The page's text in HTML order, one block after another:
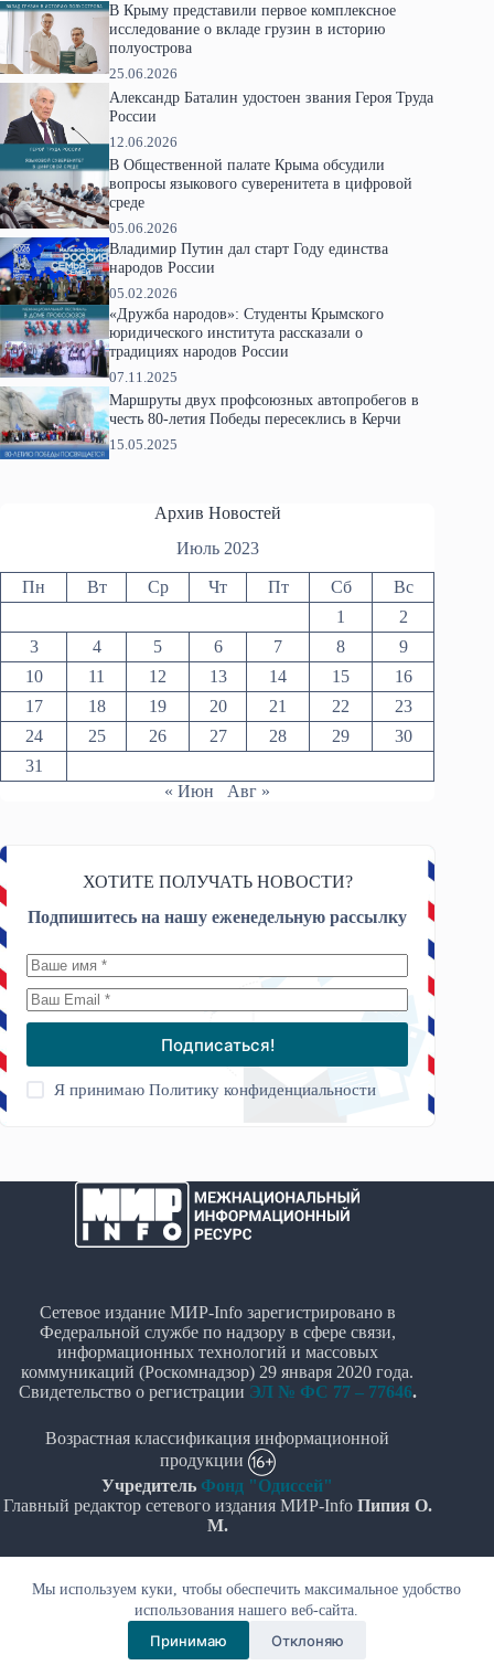
Мы используем куки, чтобы обеспечить максимальное удобство
использования нашего веб-сайта.
Принимаю Отклоняю
В Крыму представили первое комплексное
исследование о вкладе грузин в историю
полуострова
25.06.2026
Александр Баталин удостоен звания Героя Труда
России
12.06.2026
В Общественной палате Крыма обсудили
вопросы языкового суверенитета в цифровой
среде
05.06.2026
Владимир Путин дал старт Году единства
народов России
05.02.2026
«Дружба народов»: Студенты Крымского
юридического института рассказали о
традициях народов России
07.11.2025
Маршруты двух профсоюзных автопробегов в
честь 80-летия Победы пересеклись в Керчи
15.05.2025
Архив Новостей
Июль 2023
Пн Вт Ср Чт Пт Сб
Вс
1
2
3
4 5 6 7 8
9
10
11 12 13 14 15
16
17
18 19 20 21 22
23
24
25 26 27 28 29
30
31
« Июн
Авг »
ХОТИТЕ ПОЛУЧАТЬ НОВОСТИ?
Подпишитесь на нашу еженедельную рассылку
Подписаться!
Я принимаюПолитику конфиденциальности
Сетевое издание МИР-Info зарегистрировано в
Федеральной службе по надзору в сфере связи,
информационных технологий и массовых
коммуникаций (Роскомнадзор) 29 января 2020 года.
Свидетельство о регистрации ЭЛ № ФС 77 – 77646.
Возрастная классификация информационной
продукции
Учредитель Фонд "Одиссей"
Главный редактор сетевого издания МИР-Info Пипия О.
М.
данных
© Все права защищены 2020-2026г. - "МИР-Info"